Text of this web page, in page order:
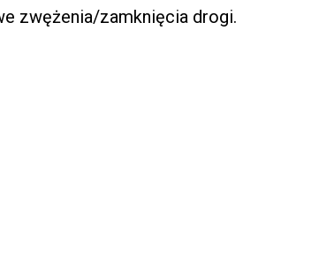
zwężenia/zamknięcia drogi.